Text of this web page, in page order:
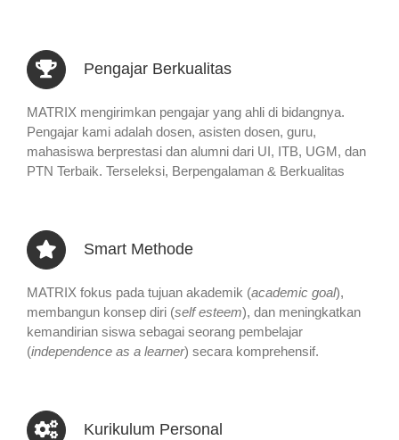
Pengajar Berkualitas
MATRIX mengirimkan pengajar yang ahli di bidangnya.
Pengajar kami adalah dosen, asisten dosen, guru,
mahasiswa berprestasi dan alumni dari UI, ITB, UGM, dan
PTN Terbaik. Terseleksi, Berpengalaman & Berkualitas
Smart Methode
MATRIX fokus pada tujuan akademik (academic goal),
membangun konsep diri (self esteem), dan meningkatkan
kemandirian siswa sebagai seorang pembelajar
(independence as a learner) secara komprehensif.
Kurikulum Personal